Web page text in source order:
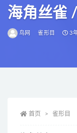
海角丝雀
鸟网 雀形目 3
首页 雀形目